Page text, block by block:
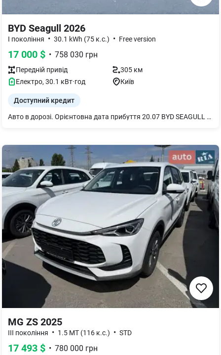
BYD Seagull 2026
I покоління • 30.1 kWh (75 к.с.) • Free version
17 000 $ • 758 030 грн
Передній привід
305 км
Електро, 30.1 кВт·год Київ
Доступний кредит
Авто в дорозі. Орієнтовна дата прибуття 20.07 BYD SEAGULL 305KM DYNAMIC EDITION SMART DRIVING Основні характеристики Ємність батареї, кВт 30,1 Потужність, кВт/к.с 55 / 75 Запас ходу (CLTC), км 305 Кількість місць 4 Максимальна швидкість, км/год 130 Привід Передній Швидкість зарядки (повільна/швидка), год 4,3 / 0,5 Габарити Тип кузова Хетчбек Довжина (мм) 3780 Ширина (мм) 1715 Висота (мм) 1540 Колісна база (мм) 2500 Споряджена маса (кг) 1160 Двигун Максимальна потужність електродвигуна, к.с 75 Загальна максимальна потужність (кВт) 55 Максимальна швидкість (км/год) 130 Крутний момент (Нм) 135 Кількість електромоторів 1 Тип електродвигуна Синхронний на постійних магнітах Батарея Ємність батареї (кВт/год) 30,08 Швидка зарядка (годин) 0,5 Повільна зарядка (годин) 4,3 Охолодження батареї Рідинне Тип батареї Літій-залізо-фосфатна (Blade Battery) Переднагрівання батареї Так
MG ZS 2025
III покоління • 1.5 MT (116 к.с.) • STD
17 493 $ • 780 000 грн